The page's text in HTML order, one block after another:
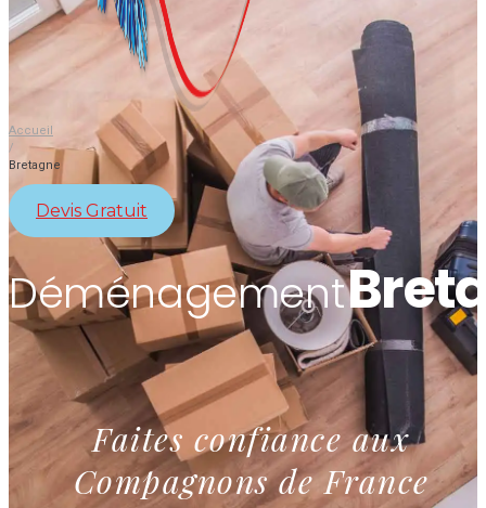
Devis Gratuit
Accueil
/
Bretagne
Déménagement
Faites confiance aux
Compagnons de France